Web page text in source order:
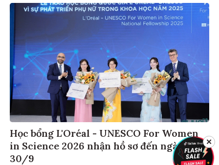
Học bổng L'Oréal - UNESCO For Women
in Science 2026 nhận hồ sơ đến ngày
30/9
✕